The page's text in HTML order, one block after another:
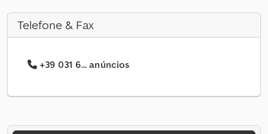
Telefone & Fax
+39 031 6... anúncios